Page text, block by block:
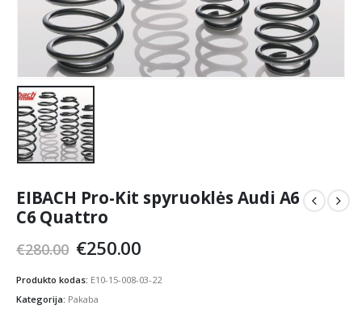
EIBACH Pro-Kit spyruoklės Audi A6
C6 Quattro
€280.00 Original
was:
€280.00.
€250.00Current
is:
Produkto kodas: E10-15-008-03-22
Kategorija: Pakaba